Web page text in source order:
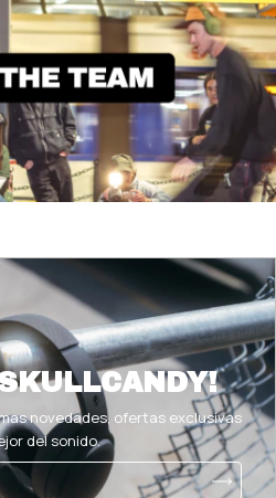
novedades, ofertas exclusivas
del sonido.